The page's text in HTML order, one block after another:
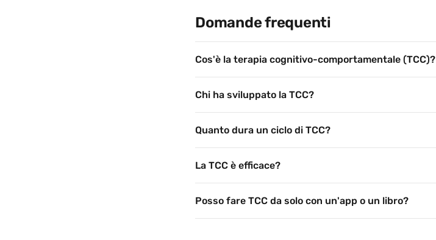
Domande frequenti
Cos'è la terapia cognitivo-comportamentale (TCC)?
Chi ha sviluppato la TCC?
Quanto dura un ciclo di TCC?
La TCC è efficace?
Posso fare TCC da solo con un'app o un libro?